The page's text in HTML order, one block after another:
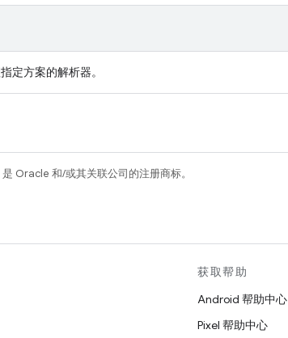
定方案的解析器。
Oracle 和/或其关联公司的注册商标。
获取帮助
Android 帮助中心
Pixel 帮助中心